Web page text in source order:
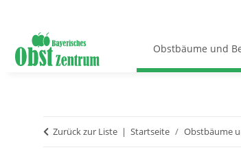
Obstbäume und
Zurück zur Liste Startseite Obstbäume